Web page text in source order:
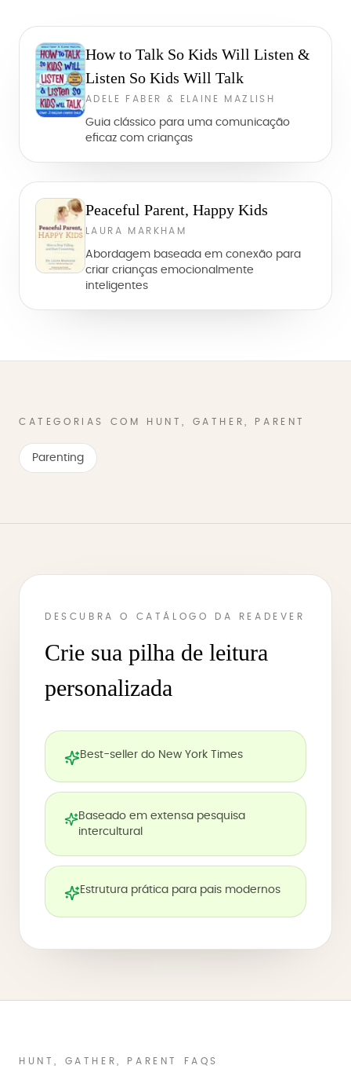
How to Talk So Kids Will Listen &
Listen So Kids Will Talk
ADELE FABER & ELAINE MAZLISH
Guia clássico para uma comunicação
eficaz com crianças
Peaceful Parent, Happy Kids
LAURA MARKHAM
Abordagem baseada em conexão para
criar crianças emocionalmente
inteligentes
CATEGORIAS COM HUNT, GATHER, PARENT
Parenting
DESCUBRA O CATÁLOGO DA READEVER
Crie sua pilha de leitura
personalizada
Best-seller do New York Times
Baseado em extensa pesquisa
intercultural
Estrutura prática para pais modernos
HUNT, GATHER, PARENT FAQS